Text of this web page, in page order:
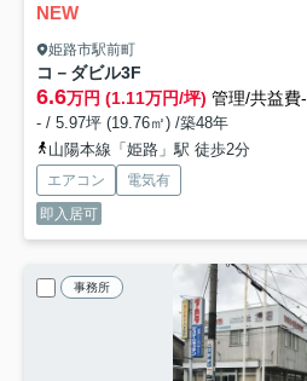
NEW
姫路市駅前町
コ－ダビル3F
6.6万円 (1.11万円/坪) 管理/共益費-
- / 5.97坪 (19.76㎡) /築48年
山陽本線「姫路」駅 徒歩2分
エアコン
電気有
即入居可
事務所